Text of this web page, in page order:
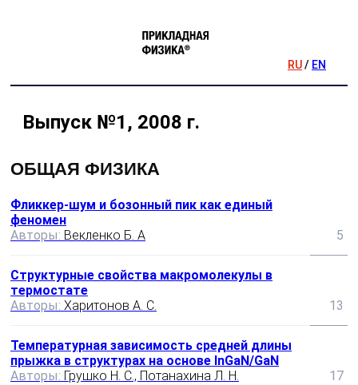
RU/ EN
Выпуск №1, 2008 г.
ОБЩАЯ ФИЗИКА
Фликкер-шум и бозонный пик как единый
феномен
Авторы: Векленко Б. А 5
Структурные свойства макромолекулы в
термостате
Авторы: Харитонов А. С. 13
Температурная зависимость средней длины
прыжка в структурах на основе InGaN/GaN
Авторы: Грушко Н. С., Потанахина Л. Н. 17